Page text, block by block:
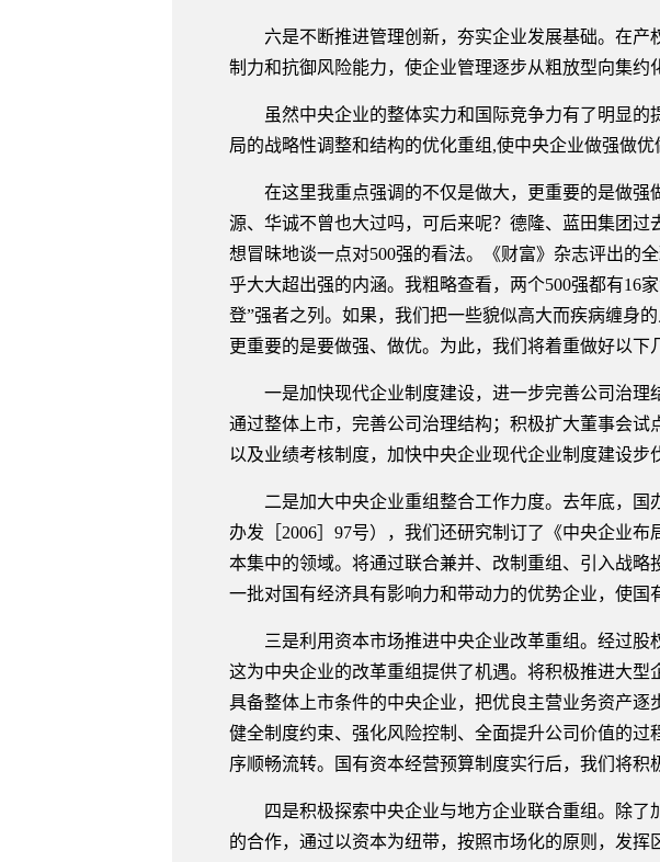
六是不断推进管理创新，夯实企业发展基础。在产
制力和抗御风险能力，使企业管理逐步从粗放型向集约
虽然中央企业的整体实力和国际竞争力有了明显的
局的战略性调整和结构的优化重组,使中央企业做强做
在这里我重点强调的不仅是做大，更重要的是做强
源、华诚不曾也大过吗，可后来呢？德隆、蓝田集团
想冒昧地谈一点对500强的看法。《财富》杂志评出的
乎大大超出强的内涵。我粗略查看，两个500强都有16
登”强者之列。如果，我们把一些貌似高大而疾病缠身
更重要的是要做强、做优。为此，我们将着重做好以下
一是加快现代企业制度建设，进一步完善公司治理
通过整体上市，完善公司治理结构；积极扩大董事会
以及业绩考核制度，加快中央企业现代企业制度建设步
二是加大中央企业重组整合工作力度。去年底，国
办发［2006］97号），我们还研究制订了《中央企业
本集中的领域。将通过联合兼并、改制重组、引入战
一批对国有经济具有影响力和带动力的优势企业，使国
三是利用资本市场推进中央企业改革重组。经过股
这为中央企业的改革重组提供了机遇。将积极推进大
具备整体上市条件的中央企业，把优良主营业务资产逐
健全制度约束、强化风险控制、全面提升公司价值的
序顺畅流转。国有资本经营预算制度实行后，我们将积
四是积极探索中央企业与地方企业联合重组。除了
的合作，通过以资本为纽带，按照市场化的原则，发